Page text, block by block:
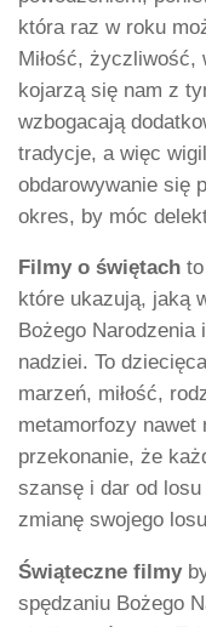
która raz w roku
Miłość, życzliwość,
kojarzą się nam z
wzbogacają
tradycje, a więc
obdarowywanie się
okres, by móc
Filmy o świętach
które ukazują, jaką
Bożego
nadziei. To
marzeń, miłość,
metamorfozy nawet
przekonanie, że
szansę i dar od
zmianę swojego
Świąteczne filmy
spędzaniu Bożego